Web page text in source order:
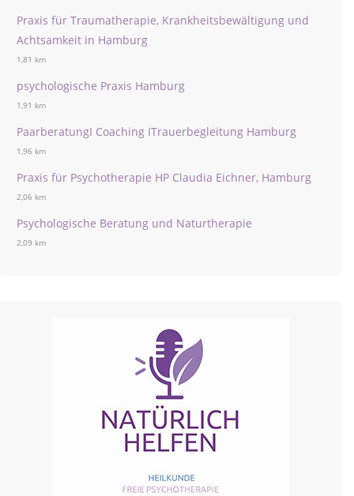
Praxis für Traumatherapie, Krankheitsbewältigung und
Achtsamkeit in Hamburg
1,81 km
psychologische Praxis Hamburg
1,91 km
PaarberatungI Coaching ITrauerbegleitung Hamburg
1,96 km
Praxis für Psychotherapie HP Claudia Eichner, Hamburg
2,06 km
Psychologische Beratung und Naturtherapie
2,09 km